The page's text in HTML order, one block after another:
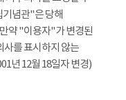
념관"은 당해
약 "이용자"가 변경된
사를 표시하지 않는
년 12월 18일자 변경)